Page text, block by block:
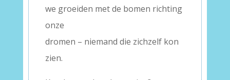
we groeiden met de bomen richting
onze
dromen – niemand die zichzelf kon
zien.